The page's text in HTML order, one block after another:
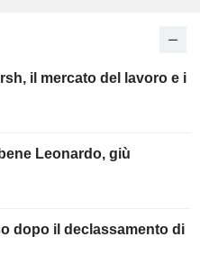
il mercato del lavoro e i
Leonardo, giù
dopo il declassamento di